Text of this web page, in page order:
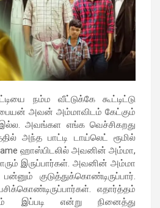
நம்ம வீட்டுக்கே கூட்டிட்டு
அவன் அம்மாவிடம் கேட்கும்
அவங்கள எங்க வெச்சிகறது
அந்த பாட்டி டாய்லெட் ரூமில்
ஹாஸ்பிடலில் அவனின் அம்மா,
இருப்பார்கள். அவனின் அம்மா
குடுத்துக்கொண்டிருப்பார்.
எதார்த்தம்
இப்படி என்று நினைத்து